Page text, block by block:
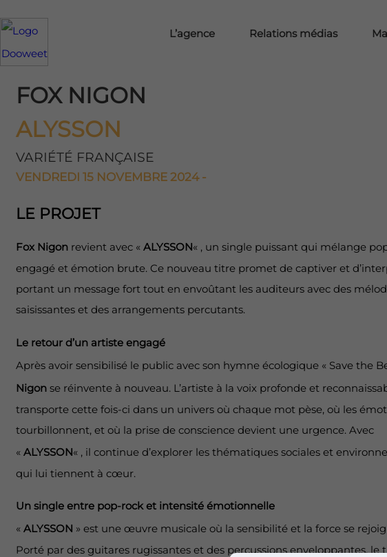
L’agence Relations médias
FOX NIGON
ALYSSON
VARIÉTÉ FRANÇAISE
VENDREDI 15 NOVEMBRE 2024 -
LE PROJET
Fox Nigonrevient avec « ALYSSON« , un single puissant qui mélange
engagé et émotion brute. Ce nouveau titre promet de captiver et
portant un message fort tout en envoûtant les auditeurs avec des
saisissantes et des arrangements percutants.
Le retour d’un artiste engagé
Après avoir sensibilisé le public avec son hymne écologique « Save the
Nigonse réinvente à nouveau. L’artiste à la voix profonde et
transporte cette fois-ci dans un univers où chaque mot pèse, où les
tourbillonnent, et où la prise de conscience devient une urgence. Avec
« ALYSSON« , il continue d’explorer les thématiques sociales et
qui lui tiennent à cœur.
Un single entre pop-rock et intensité émotionnelle
« ALYSSON » est une œuvre musicale où la sensibilité et la force se
Porté par des guitares rugissantes et des percussions enveloppantes, le